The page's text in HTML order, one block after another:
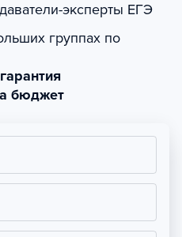
эксперты ЕГЭ
группах по
бюджет